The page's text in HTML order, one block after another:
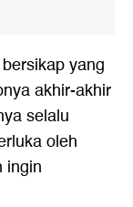
yang
akhir-akhir
selalu
oleh
ingin